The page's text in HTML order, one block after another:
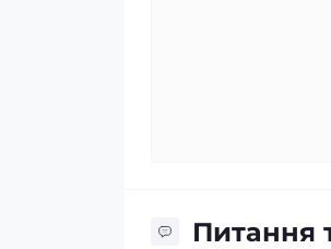
Питання